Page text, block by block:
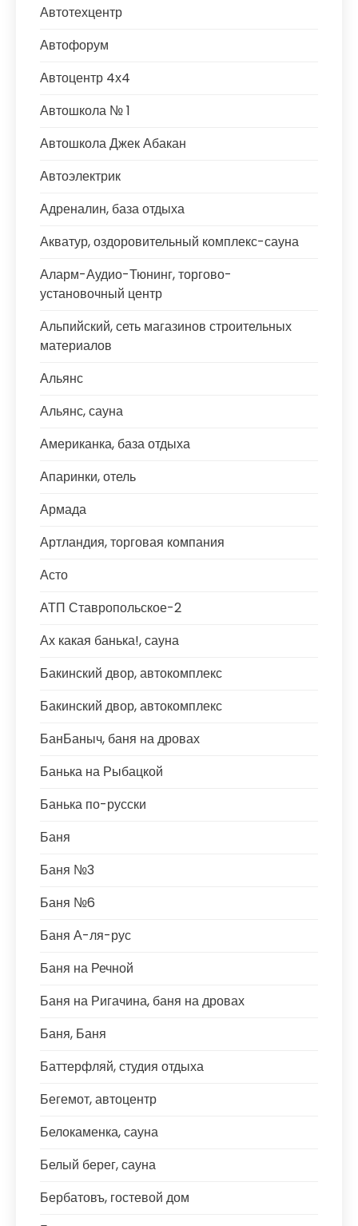
Автотехцентр
Автофорум
Автоцентр 4х4
Автошкола № 1
Автошкола Джек Абакан
Автоэлектрик
Адреналин, база отдыха
Акватур, оздоровительный комплекс-сауна
Аларм-Аудио-Тюнинг, торгово-
установочный центр
Альпийский, сеть магазинов строительных
материалов
Альянс
Альянс, сауна
Американка, база отдыха
Апаринки, отель
Армада
Артландия, торговая компания
Асто
АТП Ставропольское-2
Ах какая банька!, сауна
Бакинский двор, автокомплекс
Бакинский двор, автокомплекс
БанБаныч, баня на дровах
Банька на Рыбацкой
Банька по-русски
Баня
Баня №3
Баня №6
Баня А-ля-рус
Баня на Речной
Баня на Ригачина, баня на дровах
Баня, Баня
Баттерфляй, студия отдыха
Бегемот, автоцентр
Белокаменка, сауна
Белый берег, сауна
Бербатовъ, гостевой дом